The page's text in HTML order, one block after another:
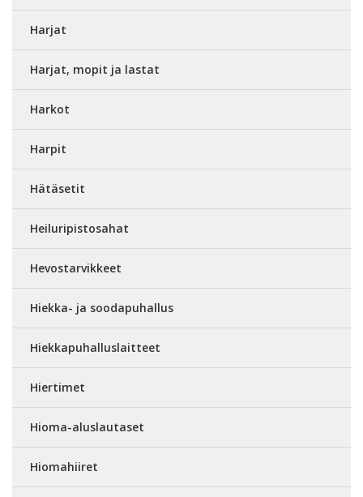
Harjat
Harjat, mopit ja lastat
Harkot
Harpit
Hätäsetit
Heiluripistosahat
Hevostarvikkeet
Hiekka- ja soodapuhallus
Hiekkapuhalluslaitteet
Hiertimet
Hioma-aluslautaset
Hiomahiiret